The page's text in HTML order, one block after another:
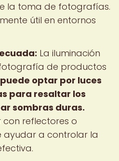
la toma de fotografías.
útil en entornos
La iluminación
de productos
puede optar por luces
para resaltar los
sombras duras.
reflectores o
ayudar a controlar la